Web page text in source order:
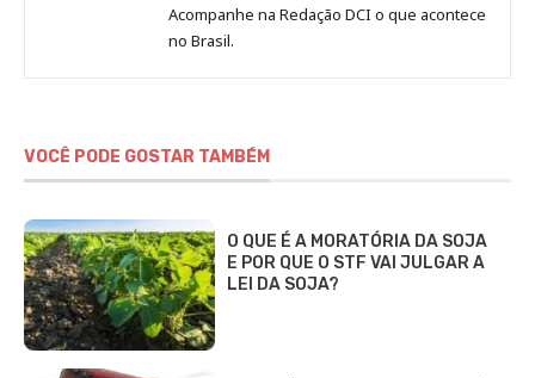
Jornal
DCI
Acompanhe na Redação DCI o que acontece
no Brasil.
VOCÊ PODE GOSTAR TAMBÉM
O QUE É A MORATÓRIA DA SOJA
E POR QUE O STF VAI JULGAR A
LEI DA SOJA?